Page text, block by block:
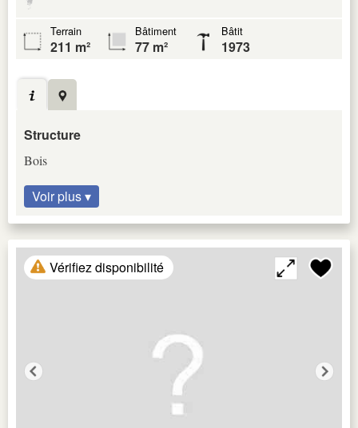
Terrain
211 m²
Bâtiment
77 m²
Bâtit
1973
Structure
Bois
Voir plus ▾
Vérifiez disponibilité